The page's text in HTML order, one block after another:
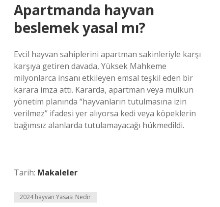
Apartmanda hayvan
beslemek yasal mı?
Evcil hayvan sahiplerini apartman sakinleriyle karşı
karşıya getiren davada, Yüksek Mahkeme
milyonlarca insanı etkileyen emsal teşkil eden bir
karara imza attı. Kararda, apartman veya mülkün
yönetim planında “hayvanların tutulmasına izin
verilmez” ifadesi yer alıyorsa kedi veya köpeklerin
bağımsız alanlarda tutulamayacağı hükmedildi.
Tarih: Makaleler
2024 hayvan Yasası Nedir